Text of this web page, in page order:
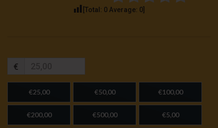
[Total: 0 Average: 0
€
€25,00 €50,00 €100,00
€200,00 €500,00 €5,00